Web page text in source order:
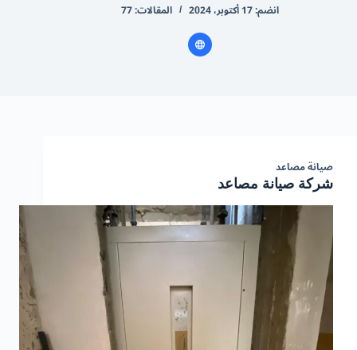
انضم: 17 أكتوبر، 2024 المقالات: 77
صيانة مصاعد
شركة صيانة مصاعد